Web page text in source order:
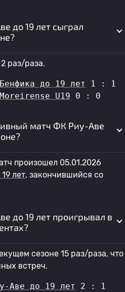
до 19 лет сыграл
раз/раза.
до 19 лет
1 : 1
U19 0 : 0
матч ФК Риу-Аве
произошел 05.01.2026
лет, закончившийся со
до 19 лет проигрывал в
сезоне 15 раз/раза, что
встреч.
Аве до 19 лет
2 : 1